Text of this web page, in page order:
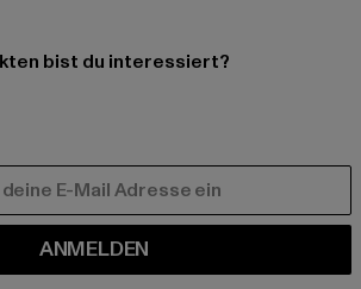
bist du interessiert?
ANMELDEN